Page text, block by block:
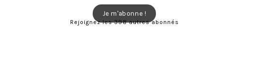
Je m'abonne !
Rejoignez les 398 autres abonnés